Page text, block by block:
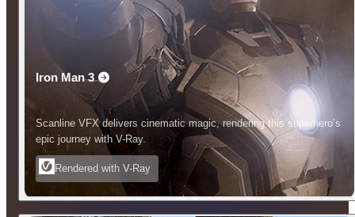
Iron Man 3
Scanline VFX delivers cinematic magic, rendering this superhero’s
epic journey with V-Ray.
Rendered with V-Ray